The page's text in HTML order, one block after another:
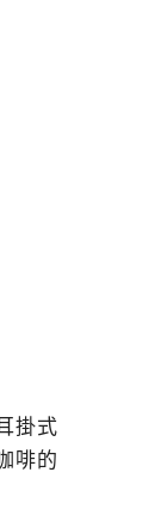
掛式
啡的